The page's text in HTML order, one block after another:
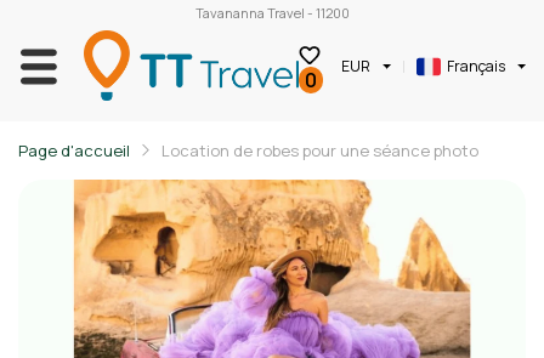
Tavananna Travel - 11200
0 EUR Français
Page d'accueil Location de robes pour une séance photo